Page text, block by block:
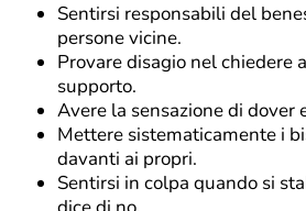
Sentirsi responsabili del
persone vicine.
Provare disagio nel chiedere
supporto.
Avere la sensazione di dover
Mettere sistematicamente i
davanti ai propri.
Sentirsi in colpa quando si